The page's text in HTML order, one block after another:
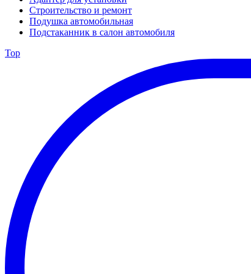
Строительство и ремонт
Подушка автомобильная
Подстаканник в салон автомобиля
Top